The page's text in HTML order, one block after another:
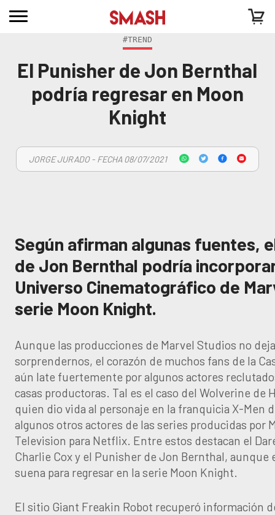
#TREND
El Punisher de Jon Bernthal
podría regresar en Moon
Knight
JORGE JURADO - FECHA 08/07/2021
Según afirman algunas fuentes,
de Jon Bernthal podría
Universo Cinematográfico de
serie Moon Knight.
Aunque las producciones de Marvel Studios no
sorprendernos, el corazón de muchos fans de la
aún late fuertemente por algunos actores
casas productoras. Tal es el caso del Wolverine de
quien dio vida al personaje en la franquicia X-Men
algunos otros actores de las series producidas por
Television para Netflix. Entre estos destacan el
Charlie Cox y el Punisher de Jon Bernthal, aunque
suena para regresar en la serie Moon Knight.
El sitio Giant Freakin Robot recuperó información